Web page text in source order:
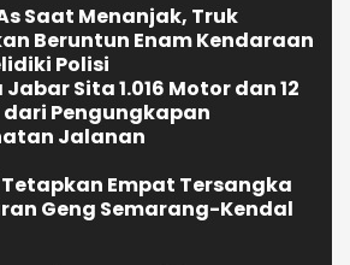
Saat Menanjak, Truk
Beruntun Enam Kendaraan
Polisi
Jabar Sita 1.016 Motor dan 12
dari Pengungkapan
Jalanan
Tetapkan Empat Tersangka
Geng Semarang-Kendal